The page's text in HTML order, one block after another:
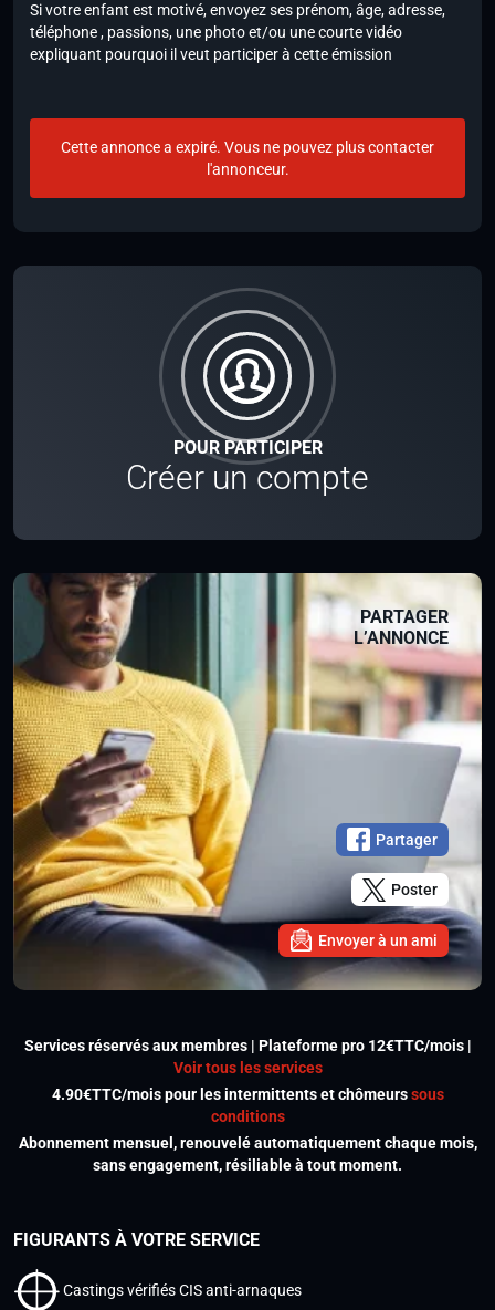
POUR PARTICIPER
Créer un compte
PARTAGER
L’ANNONCE
Partager
Poster
Envoyer à un ami
Si votre enfant est motivé, envoyez ses prénom, âge, adresse,
téléphone , passions, une photo et/ou une courte vidéo
expliquant pourquoi il veut participer à cette émission
Cette annonce a expiré. Vous ne pouvez plus contacter
l'annonceur.
Services réservés aux membres | Plateforme pro 12€TTC/mois |
Voir tous les services
4.90€TTC/mois pour les intermittents et chômeurssous
conditions
Abonnement mensuel, renouvelé automatiquement chaque mois,
sans engagement, résiliable à tout moment.
FIGURANTS À VOTRE SERVICE
Castings vérifiés CIS anti-arnaques